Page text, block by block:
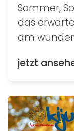
Sommer,
das
am
jetzt